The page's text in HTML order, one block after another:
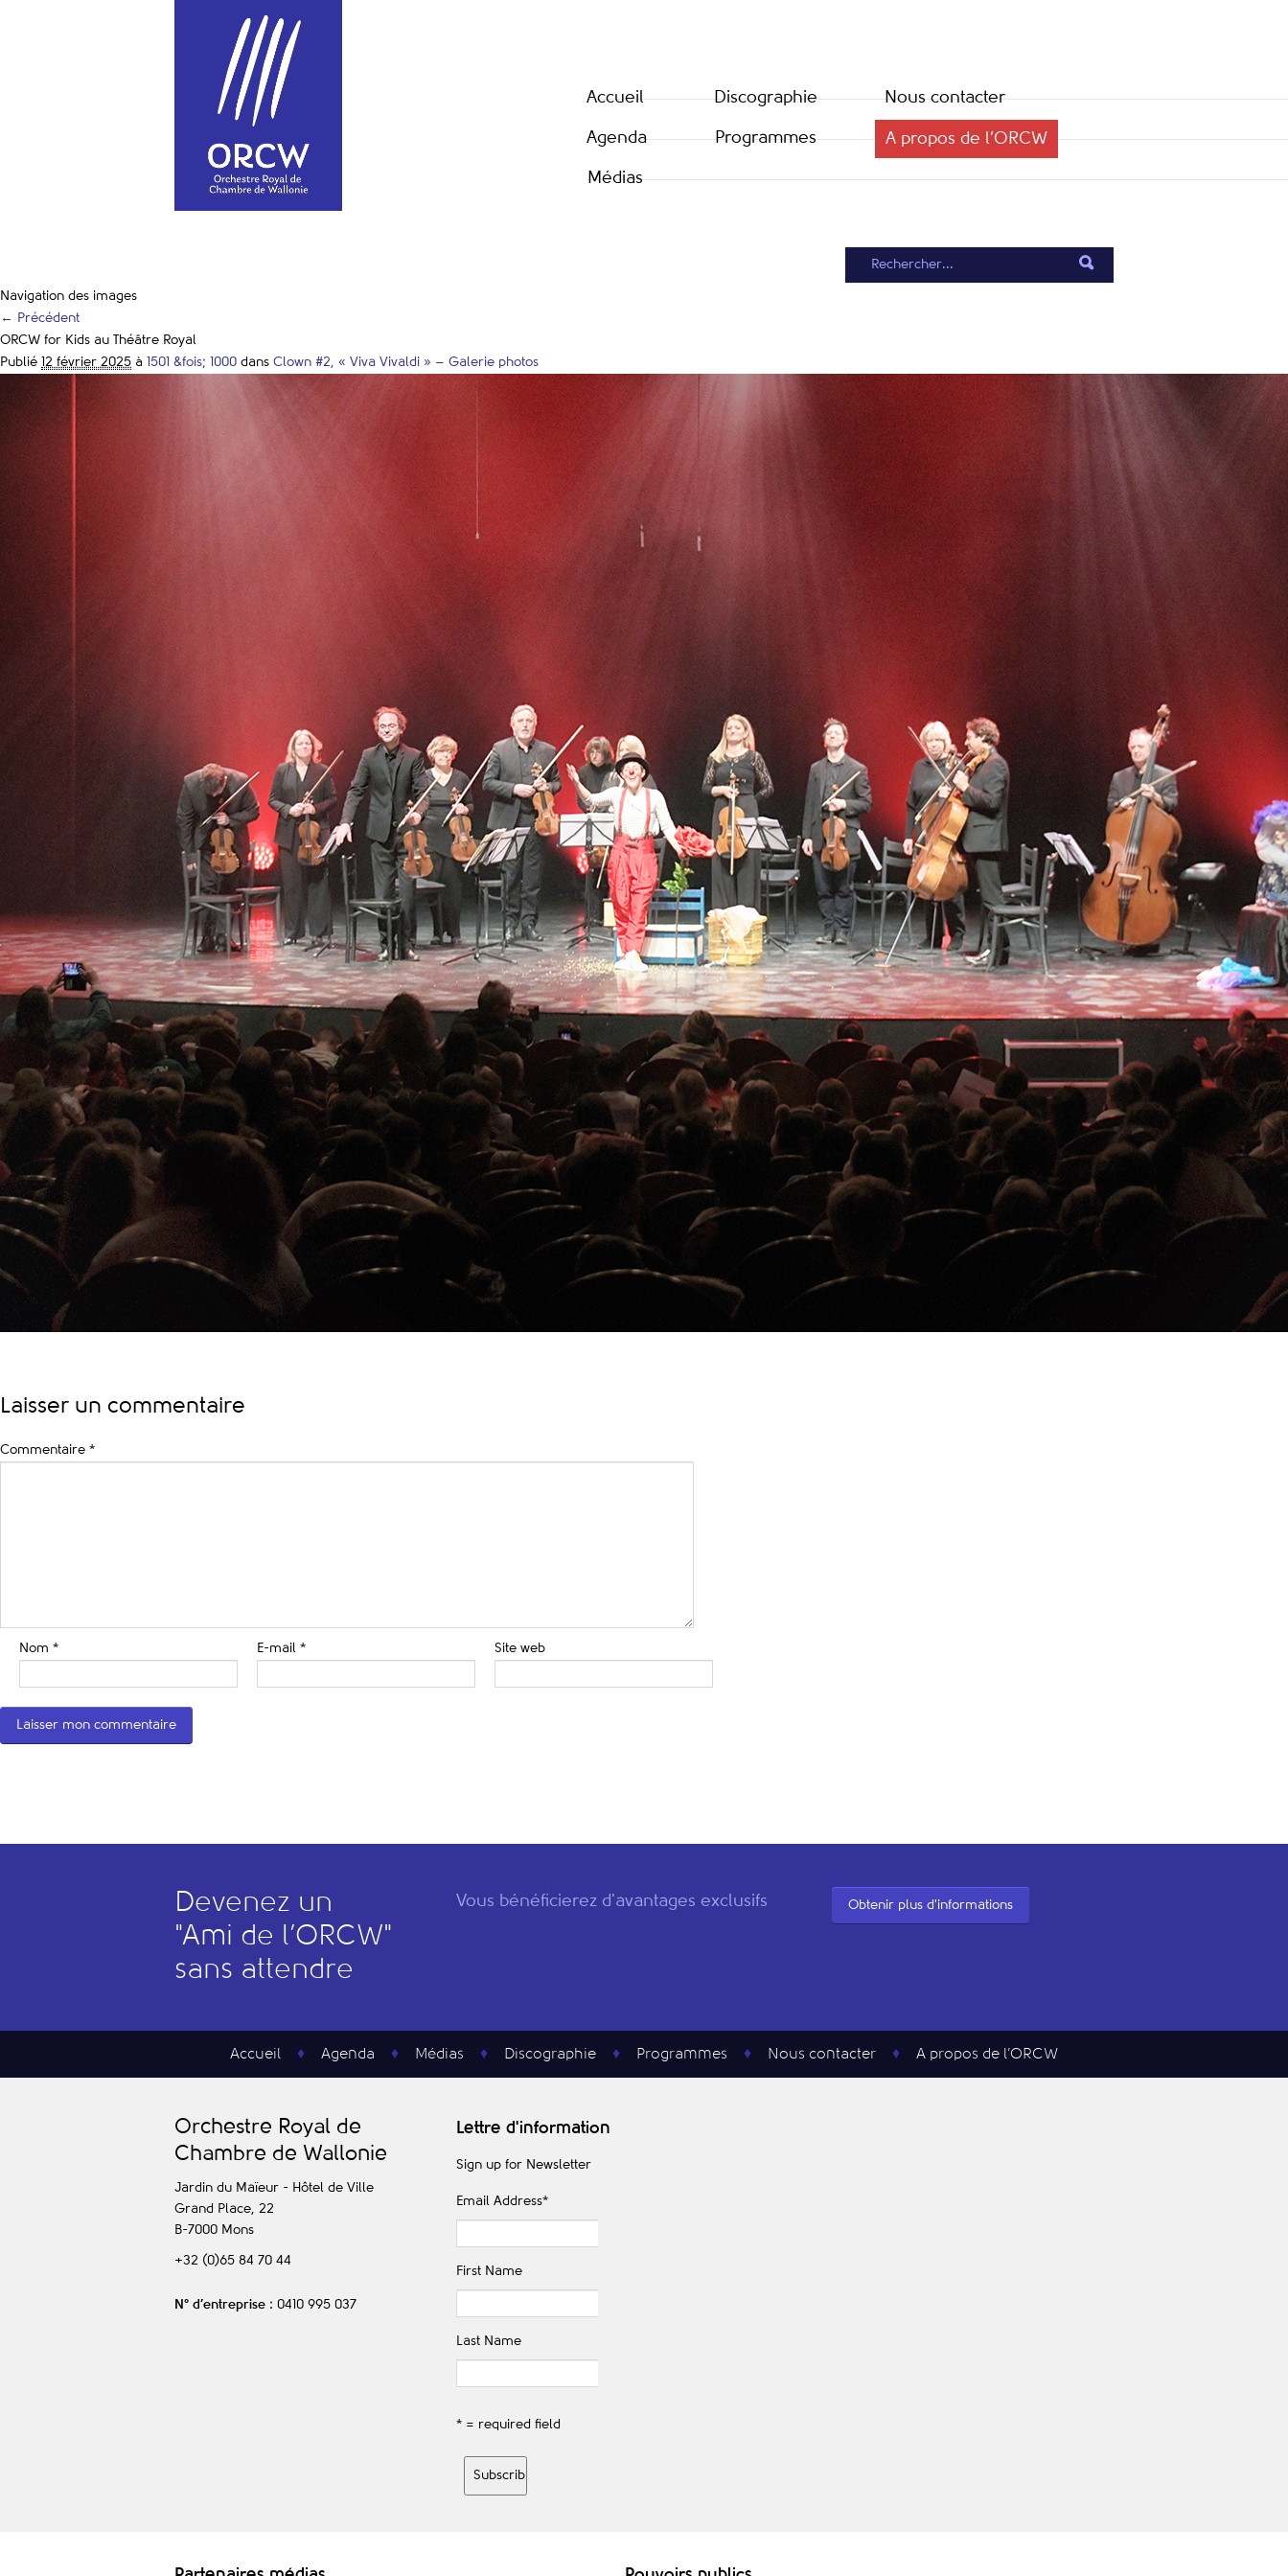
Accueil
Agenda
Médias
Discographie
Programmes
Nous contacter
A propos de l’ORCW
Navigation des images
← Précédent
ORCW for Kids au Théâtre Royal
Publié 12 février 2025 à 1501 &fois; 1000 dans Clown #2, « Viva Vivaldi » – Galerie photos
Laisser un commentaire
Commentaire *
Nom * E-mail * Site web
Devenez un
"Ami de l’ORCW"
sans attendre
Vous bénéficierez d'avantages exclusifs Obtenir plus d'informations
Accueil Agenda Médias Discographie Programmes Nous contacter A propos de l’ORCW
Orchestre Royal de
Chambre de Wallonie
Jardin du Maïeur - Hôtel de Ville
Grand Place, 22
B-7000 Mons
+32 (0)65 84 70 44
N° d’entreprise : 0410 995 037
Lettre d'information
Sign up for Newsletter
Email Address*
First Name
Last Name
* = required field